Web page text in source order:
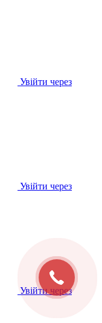
Увійти через
Увійти через
Увійти через